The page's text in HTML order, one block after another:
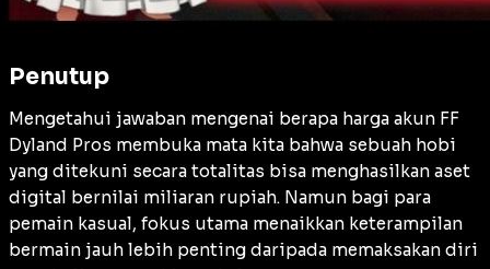
Penutup
Mengetahui jawaban mengenai berapa harga akun FF
Dyland Pros membuka mata kita bahwa sebuah hobi
yang ditekuni secara totalitas bisa menghasilkan aset
digital bernilai miliaran rupiah. Namun bagi para
pemain kasual, fokus utama menaikkan keterampilan
bermain jauh lebih penting daripada memaksakan diri